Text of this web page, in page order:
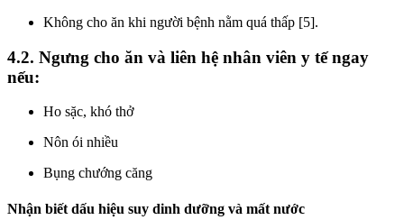
Không cho ăn khi người bệnh nằm quá thấp [5].
4.2. Ngưng cho ăn và liên hệ nhân viên y tế ngay
nếu:
Ho sặc, khó thở
Nôn ói nhiều
Bụng chướng căng
Nhận biết dấu hiệu suy dinh dưỡng và mất nước